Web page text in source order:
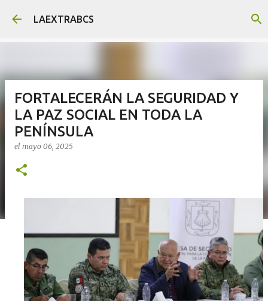
Ir al contenido principal
LAEXTRABCS
FORTALECERÁN LA SEGURIDAD Y
LA PAZ SOCIAL EN TODA LA
PENÍNSULA
el mayo 06, 2025